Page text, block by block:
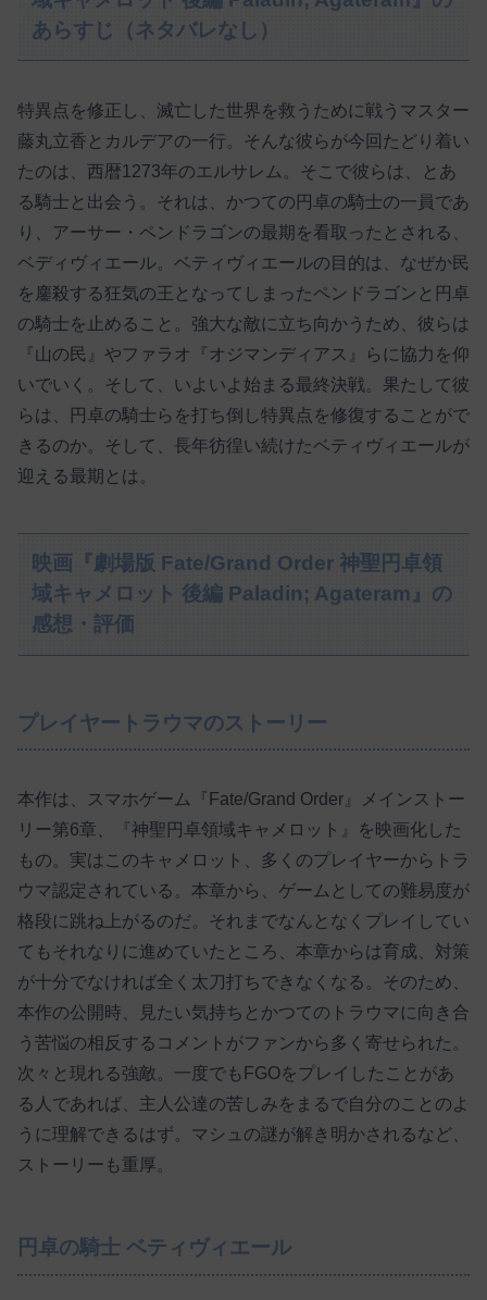
あらすじ（ネタバレなし）
特異点を修正し、滅亡した世界を救うために戦うマスター
藤丸立香とカルデアの一行。そんな彼らが今回たどり着い
たのは、西暦1273年のエルサレム。そこで彼らは、とあ
る騎士と出会う。それは、かつての円卓の騎士の一員であ
り、アーサー・ペンドラゴンの最期を看取ったとされる、
ベディヴィエール。ベティヴィエールの目的は、なぜか民
を鏖殺する狂気の王となってしまったペンドラゴンと円卓
の騎士を止めること。強大な敵に立ち向かうため、彼らは
『山の民』やファラオ『オジマンディアス』らに協力を仰
いでいく。そして、いよいよ始まる最終決戦。果たして彼
らは、円卓の騎士らを打ち倒し特異点を修復することがで
きるのか。そして、長年彷徨い続けたベティヴィエールが
迎える最期とは。
映画『劇場版 Fate/Grand Order 神聖円卓領
域キャメロット 後編 Paladin; Agateram』の
感想・評価
プレイヤートラウマのストーリー
本作は、スマホゲーム『Fate/Grand Order』メインストー
リー第6章、『神聖円卓領域キャメロット』を映画化した
もの。実はこのキャメロット、多くのプレイヤーからトラ
ウマ認定されている。本章から、ゲームとしての難易度が
格段に跳ね上がるのだ。それまでなんとなくプレイしてい
てもそれなりに進めていたところ、本章からは育成、対策
が十分でなければ全く太刀打ちできなくなる。そのため、
本作の公開時、見たい気持ちとかつてのトラウマに向き合
う苦悩の相反するコメントがファンから多く寄せられた。
次々と現れる強敵。一度でもFGOをプレイしたことがあ
る人であれば、主人公達の苦しみをまるで自分のことのよ
うに理解できるはず。マシュの謎が解き明かされるなど、
ストーリーも重厚。
円卓の騎士 ベティヴィエール